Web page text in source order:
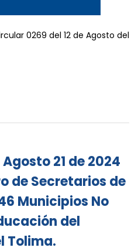
0269 del 12 de Agosto del
21 de 2024
de Secretarios de
Municipios No
del
Tolima.